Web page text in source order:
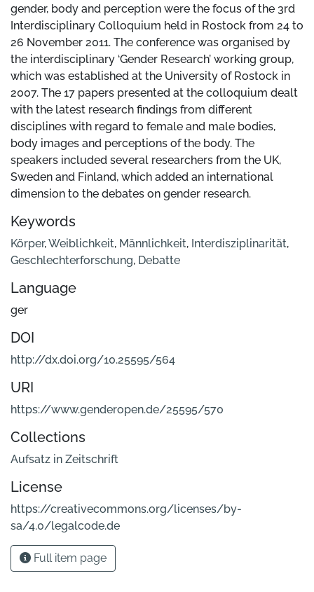
gender, body and perception were the focus of the 3rd
Interdisciplinary Colloquium held in Rostock from 24 to
26 November 2011. The conference was organised by
the interdisciplinary ‘Gender Research’ working group,
which was established at the University of Rostock in
2007. The 17 papers presented at the colloquium dealt
with the latest research findings from different
disciplines with regard to female and male bodies,
body images and perceptions of the body. The
speakers included several researchers from the UK,
Sweden and Finland, which added an international
dimension to the debates on gender research.
Keywords
Körper,Weiblichkeit, Männlichkeit, Interdisziplinarität,
Geschlechterforschung, Debatte
Language
ger
DOI
http://dx.doi.org/10.25595/564
URI
https://www.genderopen.de/25595/570
Collections
Aufsatz in Zeitschrift
License
https://creativecommons.org/licenses/by-
sa/4.0/legalcode.de
Full item page